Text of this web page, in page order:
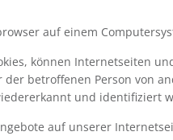
auf einem
können Internetseiten
betroffenen Person von
und identifiziert
auf unserer